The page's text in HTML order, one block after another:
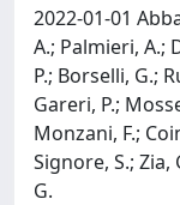
2022-01-01
A.; Palmieri, A.;
P.; Borselli, G.;
Gareri, P.;
Monzani, F.;
Signore, S.; Zia,
G.